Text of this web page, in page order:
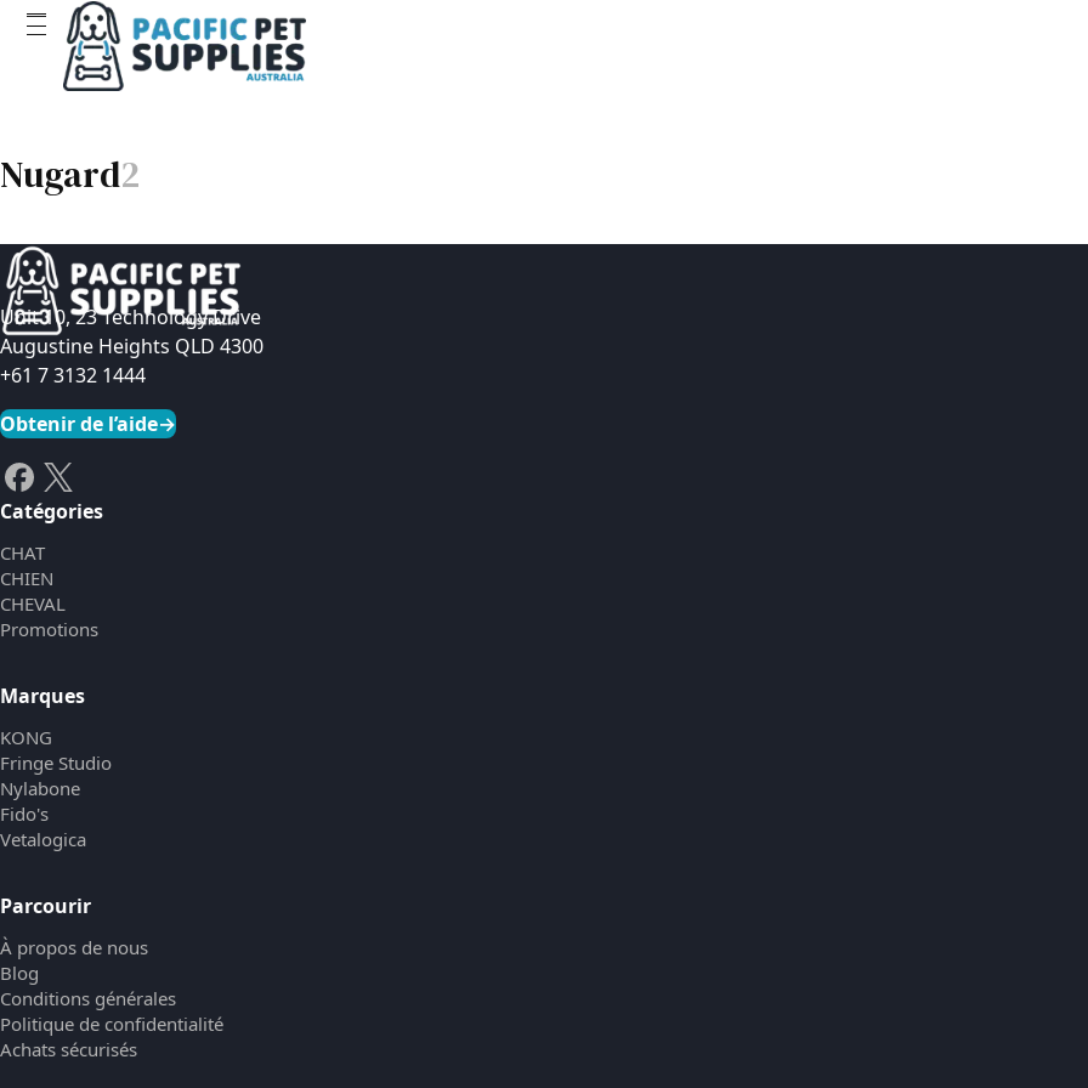
Nugard2
Unit 10, 23 Technology Drive
Augustine Heights QLD 4300
+61 7 3132 1444
Obtenir de l’aide→
Catégories
CHAT
CHIEN
CHEVAL
Promotions
Marques
KONG
Fringe Studio
Nylabone
Fido's
Vetalogica
Parcourir
À propos de nous
Blog
Conditions générales
Politique de confidentialité
Achats sécurisés